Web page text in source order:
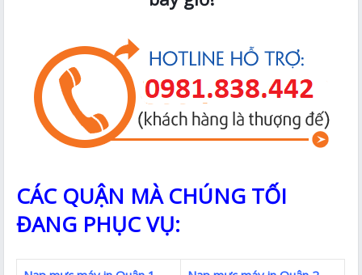
CÁC QUẬN MÀ CHÚNG TỐI
ĐANG PHỤC VỤ: